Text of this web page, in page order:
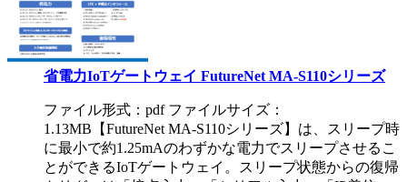
省電力IoTゲートウェイ FutureNet MA-S110シリーズ
ファイル形式：pdf ファイルサイズ：
1.13MB 【FutureNet MA-S110シリーズ】は、スリープ時
に最小で約1.25mAのわずかな電力でスリープさせるこ
とができるIoTゲートウェイ。スリープ状態からの復帰